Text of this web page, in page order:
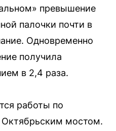
превышение
палочки почти в
Одновременно
получила
в 2,4 раза.
работы по
Октябрьским мостом.